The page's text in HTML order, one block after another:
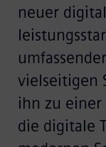
neuer
vielseitigen
ihn zu einer
die digitale